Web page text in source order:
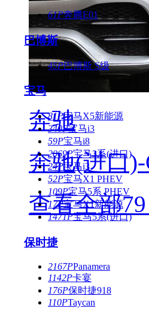
61P奔腾E01
巴博斯
45P巴博斯 S级
宝马
81P宝马X5新能源
340P宝马i3
59P宝马i8
2069P宝马3系(进口)
24P宝马i3
52P宝马X1 PHEV
109P宝马5系 PHEV
17P宝马X1新能源
1471P宝马5系(进口)
保时捷
2167PPanamera
1142P卡宴
176P保时捷918
110PTaycan
奔驰
奔驰(进口
查看全部79